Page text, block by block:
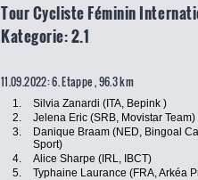
Tour Cycliste Féminin
Kategorie: 2.1
11.09.2022: 6. Etappe , 96.3 km
1. Silvia Zanardi (ITA, Bepink )
2.
Jelena Eric (SRB, Movistar Team)
3.
Danique Braam (NED, Bingoal
Sport)
4. Alice Sharpe (IRL, IBCT)
5.
Typhaine Laurance (FRA, Arkéa